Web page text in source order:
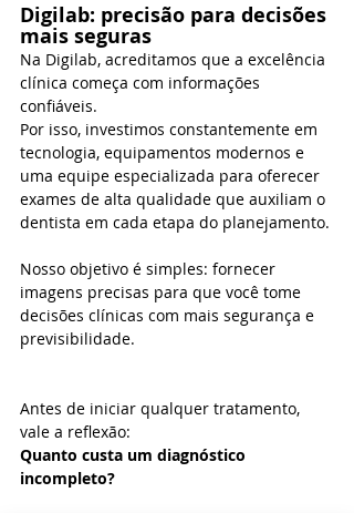
Digilab: precisão para decisões
mais seguras
Na Digilab, acreditamos que a excelência
clínica começa com informações
confiáveis.
Por isso, investimos constantemente em
tecnologia, equipamentos modernos e
uma equipe especializada para oferecer
exames de alta qualidade que auxiliam o
dentista em cada etapa do planejamento.
Nosso objetivo é simples: fornecer
imagens precisas para que você tome
decisões clínicas com mais segurança e
previsibilidade.
Antes de iniciar qualquer tratamento,
vale a reflexão:
Quanto custa um diagnóstico
incompleto?